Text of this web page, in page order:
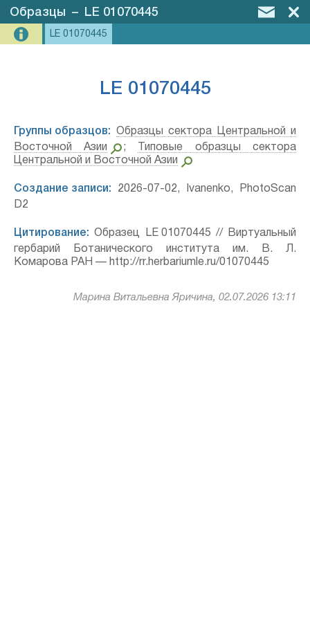
Образцы – LE 01070445
LE 01070445
LE 01070445
Группы образцов:
Образцы сектора Центральной и
Восточной Азии
;
Типовые образцы сектора
Центральной и Восточной Азии
Создание записи: 2026-07-02, Ivanenko, PhotoScan
D2
Цитирование: Образец LE 01070445 // Виртуальный
гербарий Ботанического института им. В. Л.
Комарова РАН — http://rr.herbariumle.ru/01070445
Марина Витальевна Яричина, 02.07.2026 13:11